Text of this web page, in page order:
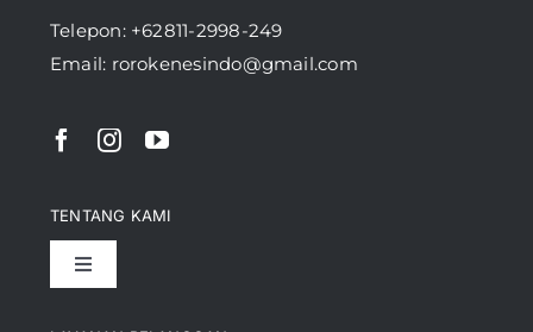
Telepon: +62811-2998-249
Email: rorokenesindo@gmail.com
TENTANG KAMI
Toggle
Pencapaian